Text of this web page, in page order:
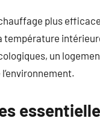
plus
température
un